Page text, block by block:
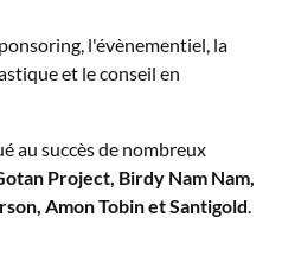
l'évènementiel, la
et le conseil en
au succès de nombreux
Project, Birdy Nam Nam,
Amon Tobin et Santigold